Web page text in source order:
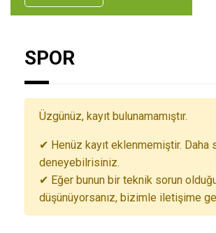
SPOR
Üzgünüz, kayıt bulunamamıştır.
✔ Henüz kayıt eklenmemiştir. Daha
deneyebilrisiniz.
✔ Eğer bunun bir teknik sorun
düşünüyorsanız, bizimle iletişime